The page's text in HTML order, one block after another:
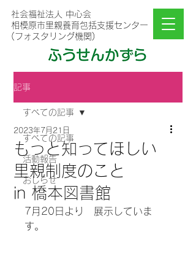
社会福祉法人 中心会
相模原市里親養育包括支援センター
(フォスタリング機関)
記事
すべての記事
活動報告
おしらせ
すべての記事
もっと知ってほしい
里親制度のこと
in 橋本図書館
2023年7月21日
7月20日より　展示していま
す。